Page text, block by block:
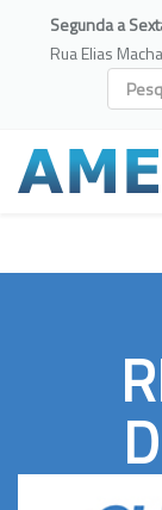
Segunda a
Rua Elias